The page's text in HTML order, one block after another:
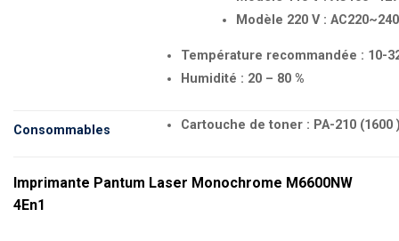
Modèle 220 V :
Température recommandée : 10-
Humidité : 20 – 80 %
Consommables Cartouche de toner : PA-210 (1600
Imprimante Pantum Laser Monochrome M6600NW
4En1